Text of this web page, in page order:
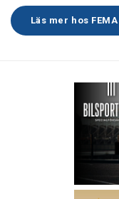
Läs mer hos FEMA